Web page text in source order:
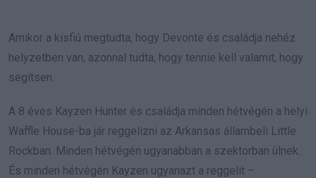
Amikor a kisfiú megtudta, hogy Devonte és családja nehéz
helyzetben van, azonnal tudta, hogy tennie kell valamit, hogy
segítsen.
A 8 éves Kayzen Hunter és családja minden hétvégén a helyi
Waffle House-ba jár reggelizni az Arkansas állambeli Little
Rockban. Minden hétvégén ugyanabban a szektorban ülnek.
És minden hétvégén Kayzen ugyanazt a reggelit –